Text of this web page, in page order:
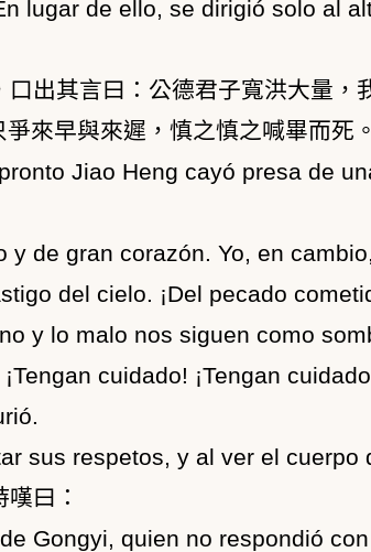
lugar de ello, se dirigió solo al
出其言曰：公德君子寬洪大量
來早與來遲，慎之慎之喊畢而死
Jiao Heng cayó presa de
y de gran corazón. Yo, en
del cielo. ¡Del pecado
y lo malo nos siguen como
cuidado! ¡Tengan
sus respetos, y al ver el
曰：
Gongyi, quien no respondió